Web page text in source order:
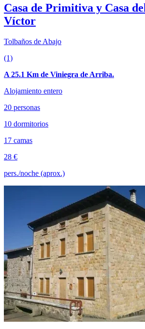
Casa de Primitiva y Casa
Víctor
Tolbaños de Abajo
(1)
A 25.1 Km de Viniegra de Arriba.
Alojamiento entero
20 personas
10 dormitorios
17 camas
28 €
pers./noche (aprox.)